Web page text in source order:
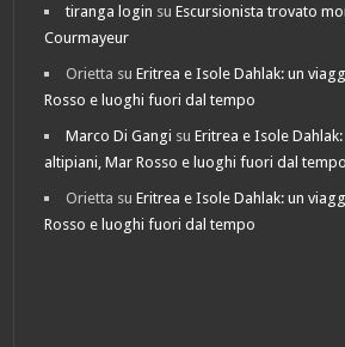
tiranga login suEscursionista trovato
Courmayeur
Orietta suEritrea e Isole Dahlak: un
Rosso e luoghi fuori dal tempo
Marco Di Gangi suEritrea e Isole
altipiani, Mar Rosso e luoghi fuori dal tempo
Orietta suEritrea e Isole Dahlak: un
Rosso e luoghi fuori dal tempo